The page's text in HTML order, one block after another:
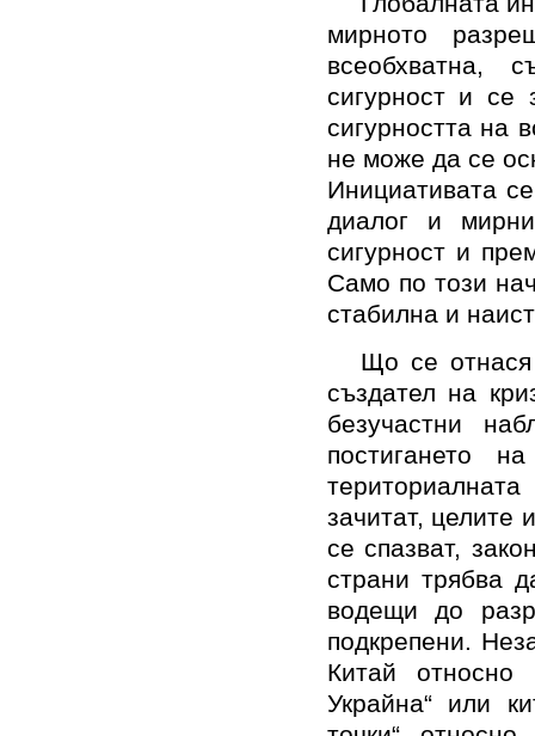
мирното
всеобхватна,
сигурност и се
сигурността на
не може да се
Инициативата
диалог и
сигурност и
Само по този
стабилна и
Що се отнася
създател на
безучастни
постигането
зачитат, целите
се спазват,
страни трябва
водещи до
подкрепени.
Китай относно
Украйна“ или